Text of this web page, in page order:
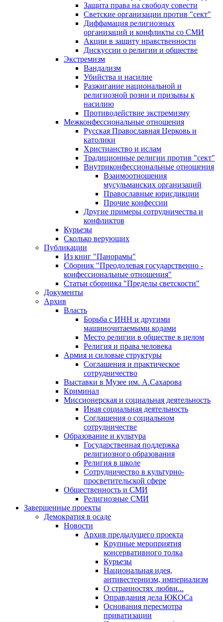
Защита права на свободу совести
Светские организации против "сект"
Диффамация религиозных
организаций и конфликты со СМИ
Акции в защиту нравственности
Дискуссии о религии и обществе
Экстремизм
Вандализм
Убийства и насилие
Разжигание национальной и
религиозной розни и призывы к
насилию
Противодействие экстремизму
Межконфессиональные отношения
Русская Православная Церковь и
католики
Христианство и ислам
Традиционные религии против "сект"
Внутриконфессиональные отношения
Взаимоотношения
мусульманских организаций
Православные юрисдикции
Прочие конфессии
Другие примеры сотрудничества и
конфликтов
Курьезы
Сколько верующих
Публикации
Из книг "Панорамы"
Сборник "Преодолевая государственно -
конфессиональные отношения"
Статьи сборника "Пределы светскости"
Документы
Архив
Власть
Борьба с ИНН и другими
машиночитаемыми кодами
Место религии в обществе в целом
Религия и права человека
Армия и силовые структуры
Соглашения и практическое
сотрудничество
Выставки в Музее им. А.Сахарова
Криминал
Миссионерская и социальная деятельность
Иная социальная деятельность
Соглашения о социальном
сотрудничестве
Образование и культура
Государственная поддержка
религиозного образования
Религия в школе
Сотрудничество в культурно-
просветительской сфере
Общественность и СМИ
Религиозные СМИ
Завершенные проекты
Демократия в осаде
Новости
Архив предыдущего проекта
Крупные мероприятия
консервативного толка
Курьезы
Национальная идея,
антивестернизм, империализм
О странностях любви...
Оправдания дела ЮКОСа
Основания пересмотра
приватизации